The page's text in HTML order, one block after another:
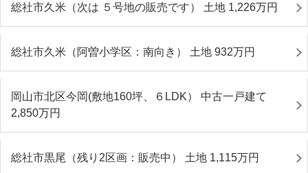
総社市久米（次は ５号地の販売です） 土地 1,226万円
総社市久米（阿曽小学区：南向き） 土地 932万円
岡山市北区今岡(敷地160坪、６LDK） 中古一戸建て
2,850万円
総社市黒尾（残り2区画：販売中） 土地 1,115万円